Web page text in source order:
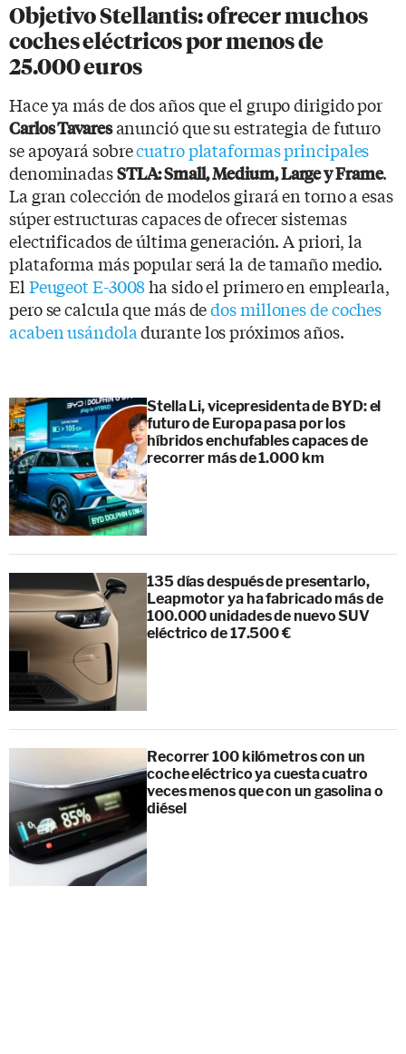
Objetivo Stellantis: ofrecer muchos
coches eléctricos por menos de
25.000 euros
Hace ya más de dos años que el grupo dirigido por
Carlos Tavaresanunció que su estrategia de futuro
se apoyará sobrecuatro plataformas principales
denominadasSTLA: Small, Medium, Large y Frame.
La gran colección de modelos girará en torno a esas
súper estructuras capaces de ofrecer sistemas
electrificados de última generación. A priori, la
plataforma más popular será la de tamaño medio.
El Peugeot E-3008ha sido el primero en emplearla,
pero se calcula que más dedos millones de coches
acaben usándoladurante los próximos años.
Stella Li, vicepresidenta de BYD: el
futuro de Europa pasa por los
híbridos enchufables capaces de
recorrer más de 1.000 km
135 días después de presentarlo,
Leapmotor ya ha fabricado más de
100.000 unidades de nuevo SUV
eléctrico de 17.500 €
Recorrer 100 kilómetros con un
coche eléctrico ya cuesta cuatro
veces menos que con un gasolina o
diésel